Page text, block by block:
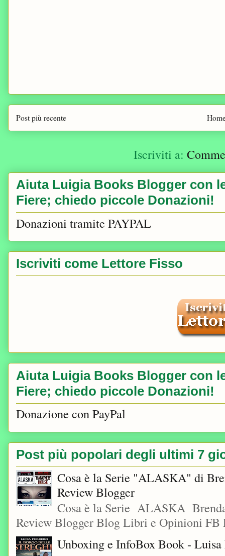
Post più recente
Iscriviti a:
Aiuta Luigia Books Blogger con
Fiere; chiedo piccole Donazioni!
Donazioni tramite PAYPAL
Iscriviti come Lettore Fisso
Aiuta Luigia Books Blogger con
Fiere; chiedo piccole Donazioni!
Donazione con PayPal
Post più popolari degli ultimi 7
Cosa è la Serie "ALASKA" di
Review Blogger
Cosa è la Serie ALASKA
Review Blogger Blog Libri e Opinioni
Unboxing e InfoBox Book -